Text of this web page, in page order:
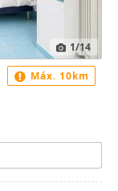
1/14
Máx. 10km